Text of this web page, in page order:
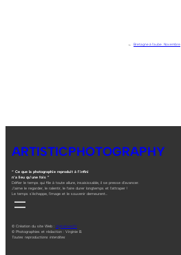
← Bretagne à l’aube . Novembre
ARTISTICPHOTOGRAPHY
“ Ce que la photographie reproduit à l’infini
n’a lieu qu’une fois ”
Défier le temps qui file à toute allure, insaisissable, il se presse d’avancer.
J’aime le regarder, le ralentir, le faire durer longtemps et l’attraper !
Le temps s’échappe, l’image et le souvenir demeurent…
© Création du site Web : digitalneed.fr
© Photographies et rédaction : Virginie B.
Toutes reproductions interdites